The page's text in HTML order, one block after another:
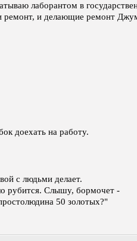
лаборантом в
ремонт, и делающие ремонт
доехать на работу.
с людьми делает.
рубится. Слышу, бормочет -
50 золотых?"